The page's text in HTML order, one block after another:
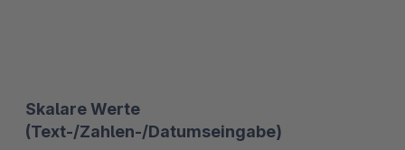
Skalare Werte
(Text-/Zahlen-/Datumseingabe)